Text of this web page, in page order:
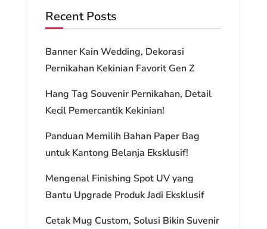
Recent Posts
Banner Kain Wedding, Dekorasi
Pernikahan Kekinian Favorit Gen Z
Hang Tag Souvenir Pernikahan, Detail
Kecil Pemercantik Kekinian!
Panduan Memilih Bahan Paper Bag
untuk Kantong Belanja Eksklusif!
Mengenal Finishing Spot UV yang
Bantu Upgrade Produk Jadi Eksklusif
Cetak Mug Custom, Solusi Bikin Suvenir